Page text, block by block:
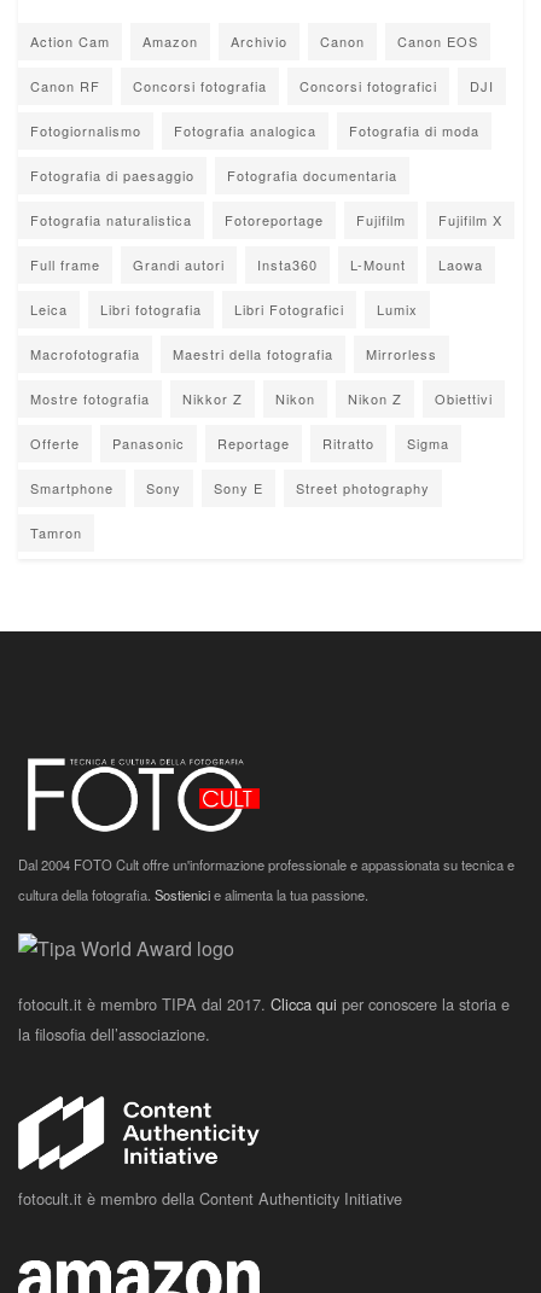
Action Cam Amazon Archivio Canon Canon EOS
Canon RF Concorsi fotografia Concorsi fotografici DJI
Fotogiornalismo Fotografia analogica Fotografia di moda
Fotografia di paesaggio Fotografia documentaria
Fotografia naturalistica Fotoreportage Fujifilm Fujifilm X
Full frame Grandi autori Insta360 L-Mount Laowa
Leica Libri fotografia Libri Fotografici Lumix
Macrofotografia Maestri della fotografia Mirrorless
Mostre fotografia Nikkor Z Nikon Nikon Z Obiettivi
Offerte Panasonic Reportage Ritratto Sigma
Smartphone Sony Sony E Street photography
Tamron
Dal 2004 FOTO Cult offre un'informazione professionale e appassionata su tecnica e
cultura della fotografia. Sostienicie alimenta la tua passione.
fotocult.it è membro TIPA dal 2017. Clicca qui per conoscere la storia e
la filosofia dell’associazione.
fotocult.it è membro della Content Authenticity Initiative